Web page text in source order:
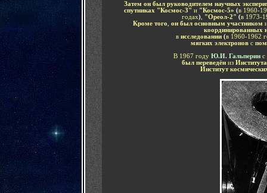
Затем он был руководителем научных
спутниках "Космос-3" и"Космос-5» (в 1960-
годах) "Ореол-2" (в 1973-
Кроме того
он был основным участником
координированных
в исследовании (в 1960-1962
мягких электроновс
В 1967 году Ю.И. Гальперинс
был переведён из
Институт